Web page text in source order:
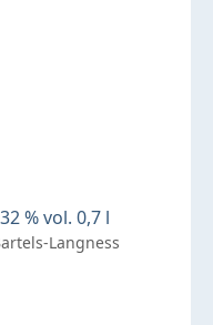
% vol. 0,7 l
Langness